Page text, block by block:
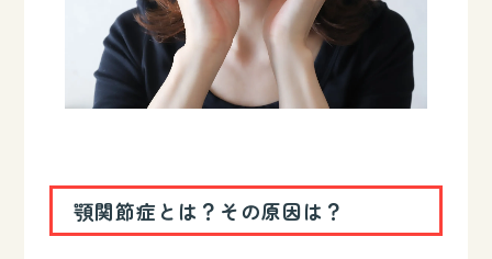
顎関節症とは？その原因は？